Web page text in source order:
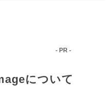
- PR -
について